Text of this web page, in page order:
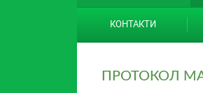
КОНТАКТИ
ПРОТОКОЛ